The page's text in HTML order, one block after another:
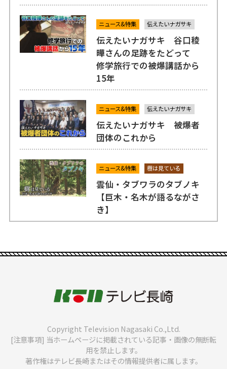
ニュース&特集 伝えたいナガサキ
伝えたいナガサキ 谷口稜
曄さんの足跡をたどって
修学旅行での被爆講話から
15年
ニュース&特集 伝えたいナガサキ
伝えたいナガサキ 被爆者
団体のこれから
ニュース&特集 樹は見ている
雲仙・タブワラのタブノキ
【巨木・名木が語るながさ
き】
Copyright Television Nagasaki Co.,Ltd.
[注意事項] 当ホームページに掲載されている記事・画像の無断転
用を禁止します。
著作権はテレビ長崎またはその情報提供者に属します。